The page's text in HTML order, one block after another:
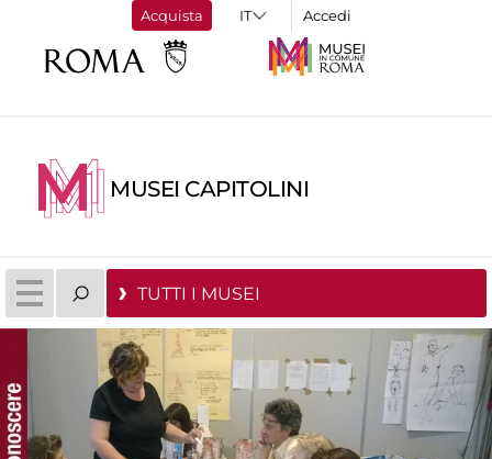
Acquista Accedi
MUSEI CAPITOLINI
TUTTI I MUSEI